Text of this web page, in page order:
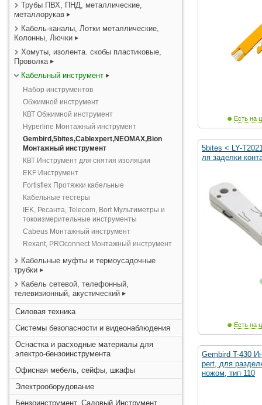
Трубы ПВХ, ПНД, металлические,
металлорукав
Кабель-каналы, Лотки металлические,
Колонны, Лючки
Хомуты, изолента. скобы пластиковые,
Проволка
Кабельный инструмент
Набор инструментов
Обжимной инструмент
КВТ Обжимной инструмент
Hyperline Монтажный инструмент
Gembird,5bites,Cablexpert,NEOMAX,Bion
Монтажный инструмент
КВТ Инструмент для снятия изоляции
EKF Инструмент
Fortisflex Протяжки кабельные
Кабельные тестеры
IEK, Ресанта, Telecom, Bort Мультиметры и
токоизмерительные инструменты
Cabeus Монтажный инструмент
Rexant, PROconnect Монтажный инструмент
Кабельные муфты и термоусадочные
трубки
Кабель сетевой, телефонный,
телевизионный, акустический
Силовая техника
Системы безопасности и видеонаблюдения
Оснастка и расходные материалы для
электро-бензоинструмента
Офисная мебель, сейфы, шкафы
Электрооборудование
Бензоинструмент, Садовый Инструмент,
Есть на
5bites < LY-
ля заделки
Есть на
Gembird T-430
pert, для
ножом, тип 110